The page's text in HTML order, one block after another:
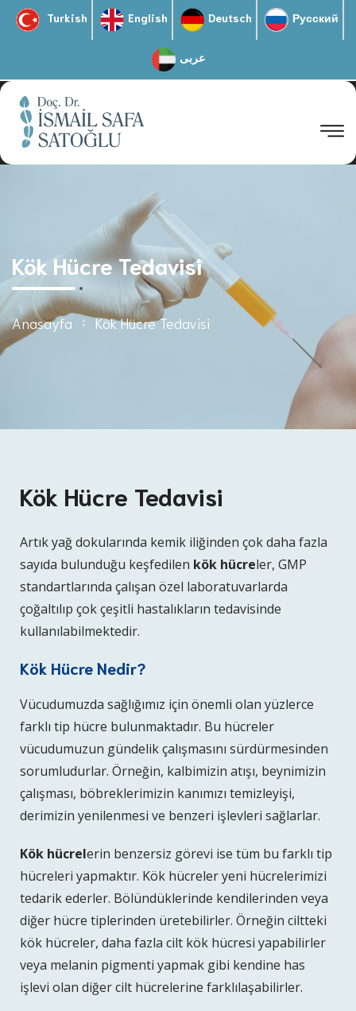
Turkish English Deutsch Русский
عربى
Kök Hücre Tedavisi
Anasayfa Kök Hücre Tedavisi
Kök Hücre Tedavisi
Artık yağ dokularında kemik iliğinden çok daha fazla
sayıda bulunduğu keşfedilen kök hücreler, GMP
standartlarında çalışan özel laboratuvarlarda
çoğaltılıp çok çeşitli hastalıkların tedavisinde
kullanılabilmektedir.
Kök Hücre Nedir?
Vücudumuzda sağlığımız için önemli olan yüzlerce
farklı tip hücre bulunmaktadır. Bu hücreler
vücudumuzun gündelik çalışmasını sürdürmesinden
sorumludurlar. Örneğin, kalbimizin atışı, beynimizin
çalışması, böbreklerimizin kanımızı temizleyişi,
derimizin yenilenmesi ve benzeri işlevleri sağlarlar.
Kök hücrelerin benzersiz görevi ise tüm bu farklı tip
hücreleri yapmaktır. Kök hücreler yeni hücrelerimizi
tedarik ederler. Bölündüklerinde kendilerinden veya
diğer hücre tiplerinden üretebilirler. Örneğin ciltteki
kök hücreler, daha fazla cilt kök hücresi yapabilirler
veya melanin pigmenti yapmak gibi kendine has
işlevi olan diğer cilt hücrelerine farklılaşabilirler.